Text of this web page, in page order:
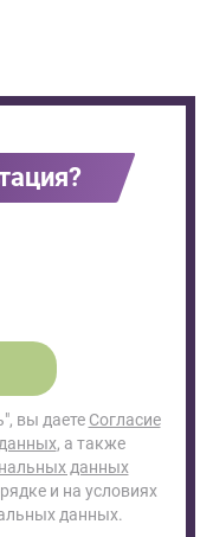
вы даете Согласие
, а также
данных
и на условиях
данных.